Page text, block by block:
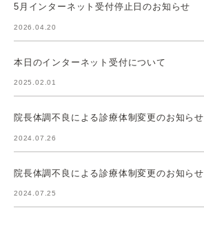
5月インターネット受付停止日のお知らせ
2026.04.20
本日のインターネット受付について
2025.02.01
院長体調不良による診療体制変更のお知らせ
2024.07.26
院長体調不良による診療体制変更のお知らせ
2024.07.25